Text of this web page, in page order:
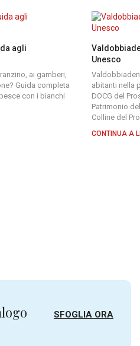
agli
ai gamberi,
Guida completa
con i bianchi
Unesco
abitanti nella
DOCG del
Patrimonio
Colline del
CONTINUA A
SFOGLIA ORA